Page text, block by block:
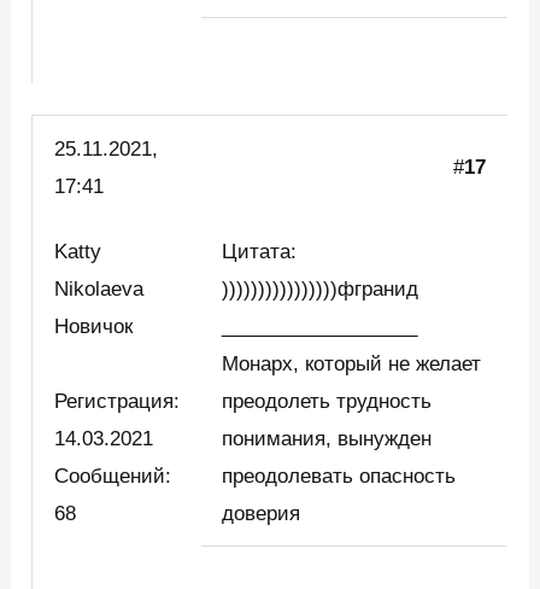
25.11.2021,
17:41
#17
Katty
Nikolaeva
Новичок
Регистрация:
14.03.2021
Сообщений:
68
Цитата:
))))))))))))))))фгранид
Монарх, который не желает
преодолеть трудность
понимания, вынужден
преодолевать опасность
доверия